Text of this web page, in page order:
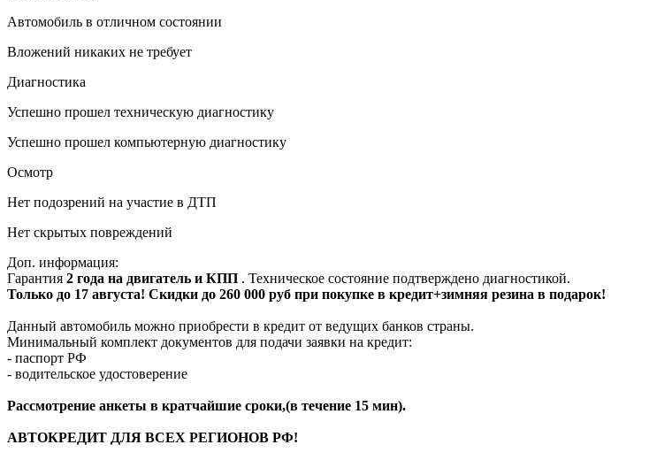
Автомобиль в отличном состоянии
Вложений никаких не требует
Диагностика
Успешно прошел техническую диагностику
Успешно прошел компьютерную диагностику
Осмотр
Нет подозрений на участие в ДТП
Нет скрытых повреждений
Доп. информация:
Гарантия 2 года на двигатель и КПП . Техническое состояние подтверждено диагностикой.
Только до 17 августа! Скидки до 260 000 руб при покупке в кредит+зимняя резина в подарок!
Данный автомобиль можно приобрести в кредит от ведущих банков страны.
Минимальный комплект документов для подачи заявки на кредит:
- паспорт РФ
- водительское удостоверение
Рассмотрение анкеты в кратчайшие сроки,(в течение 15 мин).
АВТОКРЕДИТ ДЛЯ ВСЕХ РЕГИОНОВ РФ!